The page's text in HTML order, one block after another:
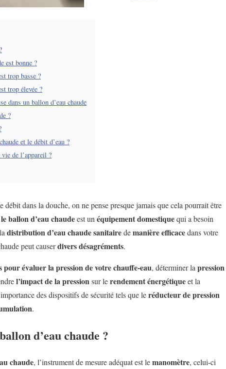
est bonne ?
trop basse ?
trop élevée ?
dans un ballon d’eau chaude
?
et le débit d’eau ?
de l’appareil ?
dans la douche, on ne pense presque jamais que cela pourrait être
ballon d’eau chaudeest un équipement domestiquequi a besoin
distribution d’eau chaude sanitairedemanière efficacedans votre
peut causerdivers désagréments.
pour évaluer la pression de votre chauffe-eau, déterminer la pression
l’impact de la pressionsur lerendement énergétiqueet la
des dispositifs de sécurité tels que leréducteur de pression
.
d’eau chaude ?
chaude, l’instrument de mesure adéquat est lemanomètre, celui-ci